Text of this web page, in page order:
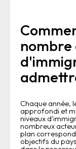
nombre
Chaque année,
approfondi et
niveaux
nombreux
plan
objectifs du